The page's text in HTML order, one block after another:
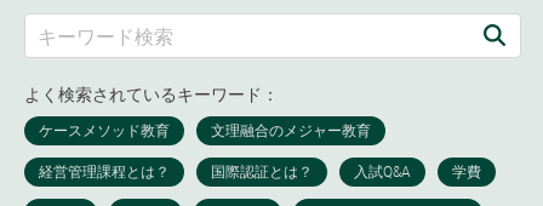
よく検索されているキーワード：